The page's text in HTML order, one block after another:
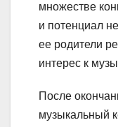
множестве
и потенциал
ее родители
интерес к
После
музыкальный